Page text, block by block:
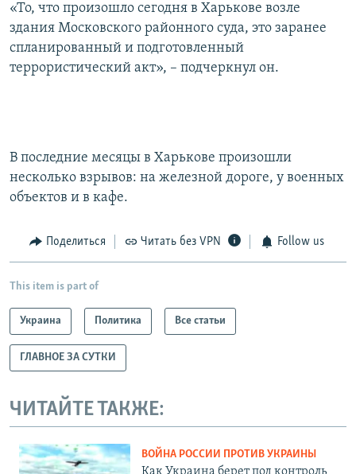
«То, что произошло сегодня в Харькове возле
здания Московского районного суда, это заранее
спланированный и подготовленный
террористический акт», – подчеркнул он.
В последние месяцы в Харькове произошли
несколько взрывов: на железной дороге, у военных
объектов и в кафе.
Поделиться Читать без VPN Follow us
This item is part of
Украина Политика Все статьи
ГЛАВНОЕ ЗА СУТКИ
ЧИТАЙТЕ ТАКЖЕ:
ВОЙНА РОССИИ ПРОТИВ УКРАИНЫ